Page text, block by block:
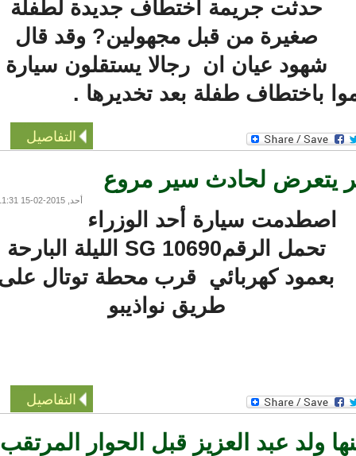
حدثت جريمة اختطاف جديدة لطفلة
صغيرة من قبل مجهولين? وقد قال
شهود عيان ان رجالا يستقلون سيارة
باختطاف طفلة بعد تخديرها .
التفاصيل
لحادث سير مروع
اصطدمت سيارة أحد الوزراء
تحمل الرقمSG 10690 الليلة البارحة
بعمود كهربائي قرب محطة توتال على
طريق نواذيبو
التفاصيل
عبد العزيز قبل الحوار المرتقب